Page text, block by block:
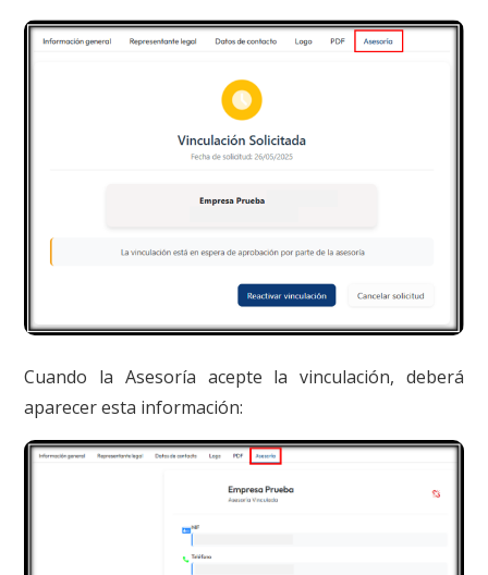
Cuando la Asesoría acepte la vinculación, deberá
aparecer esta información: